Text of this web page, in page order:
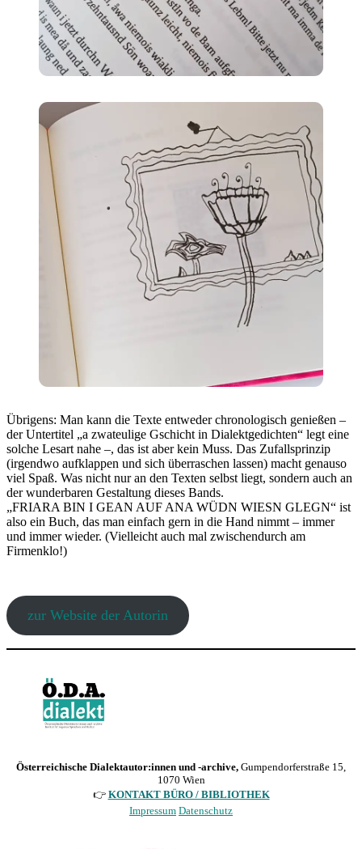
Übrigens: Man kann die Texte entweder chronologisch genießen –
der Untertitel „a zwateulige Gschicht in Dialektgedichten“ legt eine
solche Lesart nahe –, das ist aber kein Muss. Das Zufallsprinzip
(irgendwo aufklappen und sich überraschen lassen) macht genauso
viel Spaß. Was nicht nur an den Texten selbst liegt, sondern auch an
der wunderbaren Gestaltung dieses Bands.
„FRIARA BIN I GEAN AUF ANA WÜDN WIESN GLEGN“ ist
also ein Buch, das man einfach gern in die Hand nimmt – immer
und immer wieder. (Vielleicht auch mal zwischendurch am
Firmenklo!)
zur Website der Autorin
Österreichische Dialektautor:innen und -archive, Gumpendorferstraße 15,
1070 Wien
👉 KONTAKT BÜRO / BIBLIOTHEK
Impressum Datenschutz